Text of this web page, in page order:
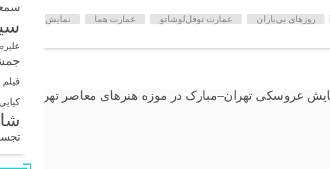
روزهای بی‌باران عمارت نوفل‌لوشاتو عمارت هما
نمایش
فیلم
کیایی